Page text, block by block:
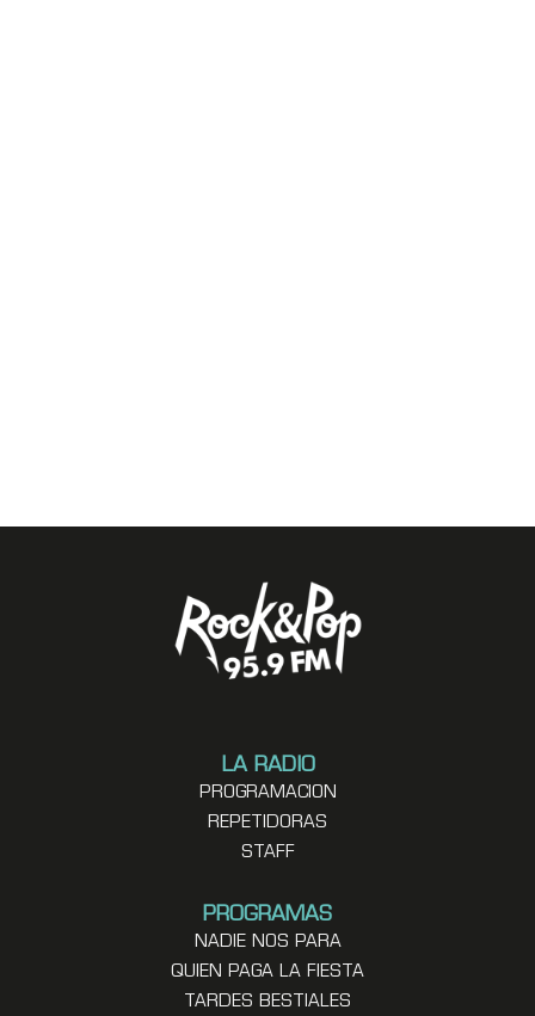
LA RADIO
PROGRAMACION
REPETIDORAS
STAFF
PROGRAMAS
NADIE NOS PARA
QUIEN PAGA LA FIESTA
TARDES BESTIALES